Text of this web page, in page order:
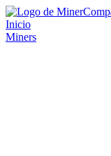
Inicio
Miners